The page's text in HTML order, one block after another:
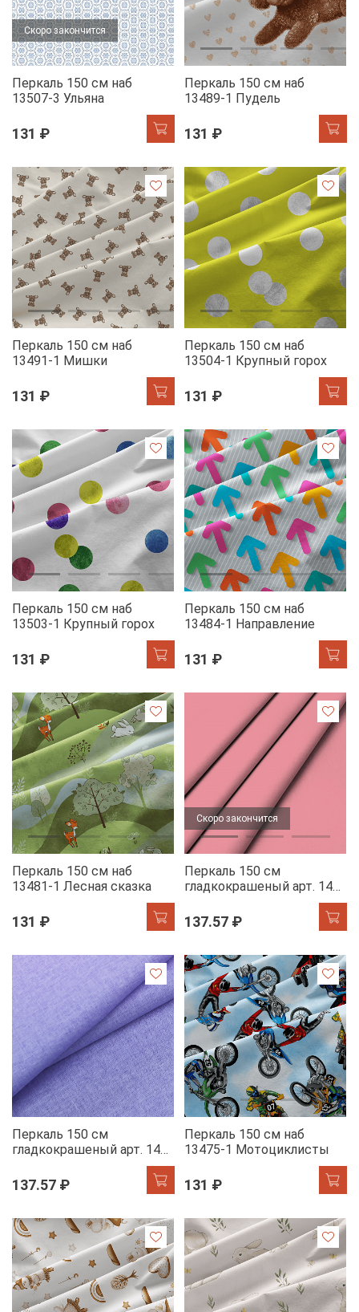
Скоро закончится
Перкаль 150 см наб
13507-3 Ульяна
131 ₽
Перкаль 150 см наб
13489-1 Пудель
131 ₽
Перкаль 150 см наб
13491-1 Мишки
131 ₽
Перкаль 150 см наб
13504-1 Крупный горох
131 ₽
Перкаль 150 см наб
13503-1 Крупный горох
131 ₽
Перкаль 150 см наб
13484-1 Направление
131 ₽
Перкаль 150 см наб
13481-1 Лесная сказка
131 ₽
Скоро закончится
Перкаль 150 см
гладкокрашеный арт. 140
86012-3 розовый кварц
АК
137.57 ₽
Перкаль 150 см
гладкокрашеный арт. 140
137.57 ₽
Перкаль 150 см наб
13475-1 Мотоциклисты
131 ₽